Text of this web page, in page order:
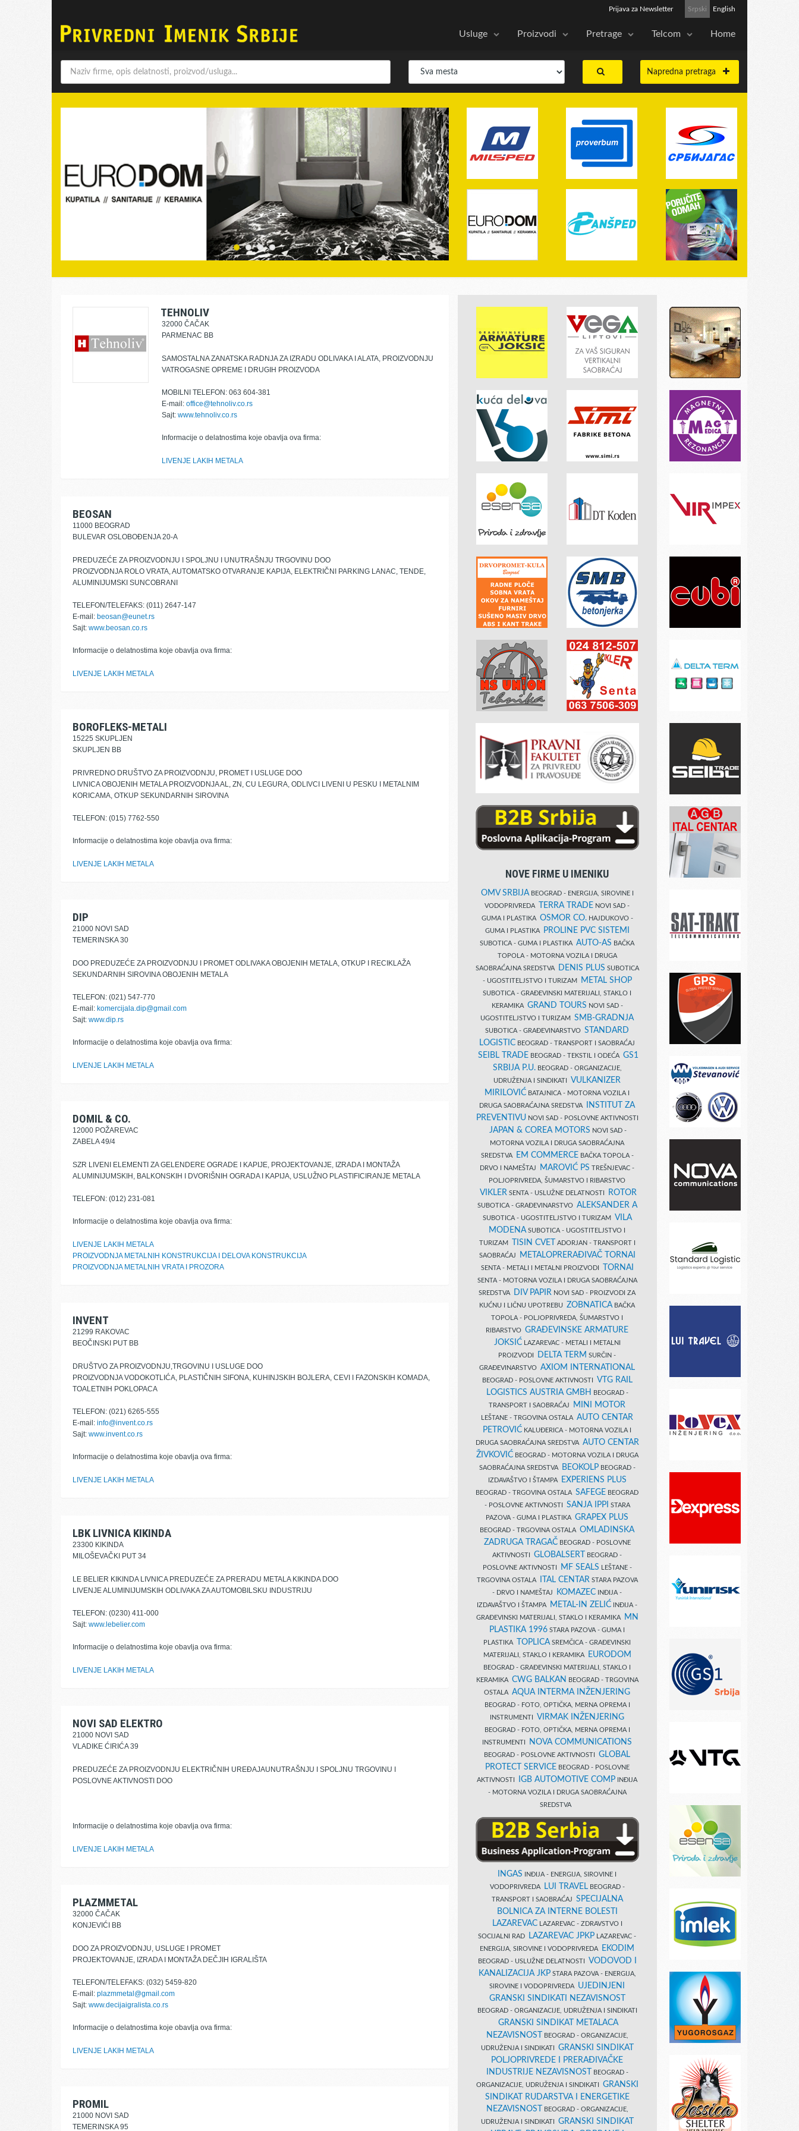
Srpski English
Prijava za Newsletter
Usluge Proizvodi Pretrage Telcom Home
Napredna pretraga
TEHNOLIV
32000 ČAČAK
PARMENAC BB
SAMOSTALNA ZANATSKA RADNJA ZA IZRADU ODLIVAKA I ALATA, PROIZVODNJU
VATROGASNE OPREME I DRUGIH PROIZVODA
MOBILNI TELEFON: 063 604-381
E-mail: office@tehnoliv.co.rs
Sajt: www.tehnoliv.co.rs
Informacije o delatnostima koje obavlja ova firma:
LIVENJE LAKIH METALA
BEOSAN
11000 BEOGRAD
BULEVAR OSLOBOĐENJA 20-A
PREDUZEĆE ZA PROIZVODNJU I SPOLJNU I UNUTRAŠNJU TRGOVINU DOO
PROIZVODNJA ROLO VRATA, AUTOMATSKO OTVARANJE KAPIJA, ELEKTRIČNI PARKING LANAC, TENDE,
ALUMINIJUMSKI SUNCOBRANI
TELEFON/TELEFAKS: (011) 2647-147
E-mail: beosan@eunet.rs
Sajt: www.beosan.co.rs
Informacije o delatnostima koje obavlja ova firma:
LIVENJE LAKIH METALA
BOROFLEKS-METALI
15225 SKUPLJEN
SKUPLJEN BB
PRIVREDNO DRUŠTVO ZA PROIZVODNJU, PROMET I USLUGE DOO
LIVNICA OBOJENIH METALA PROIZVODNJA AL, ZN, CU LEGURA, ODLIVCI LIVENI U PESKU I METALNIM
KORICAMA, OTKUP SEKUNDARNIH SIROVINA
TELEFON: (015) 7762-550
Informacije o delatnostima koje obavlja ova firma:
LIVENJE LAKIH METALA
DIP
21000 NOVI SAD
TEMERINSKA 30
DOO PREDUZEĆE ZA PROIZVODNJU I PROMET ODLIVAKA OBOJENIH METALA, OTKUP I RECIKLAŽA
SEKUNDARNIH SIROVINA OBOJENIH METALA
TELEFON: (021) 547-770
E-mail: komercijala.dip@gmail.com
Sajt: www.dip.rs
Informacije o delatnostima koje obavlja ova firma:
LIVENJE LAKIH METALA
DOMIL & CO.
12000 POŽAREVAC
ZABELA 49/4
SZR LIVENI ELEMENTI ZA GELENDERE OGRADE I KAPIJE, PROJEKTOVANJE, IZRADA I MONTAŽA
ALUMINIJUMSKIH, BALKONSKIH I DVORIŠNIH OGRADA I KAPIJA, USLUŽNO PLASTIFICIRANJE METALA
TELEFON: (012) 231-081
Informacije o delatnostima koje obavlja ova firma:
LIVENJE LAKIH METALA
PROIZVODNJA METALNIH KONSTRUKCIJA I DELOVA KONSTRUKCIJA
PROIZVODNJA METALNIH VRATA I PROZORA
INVENT
21299 RAKOVAC
BEOČINSKI PUT BB
DRUŠTVO ZA PROIZVODNJU,TRGOVINU I USLUGE DOO
PROIZVODNJA VODOKOTLIĆA, PLASTIČNIH SIFONA, KUHINJSKIH BOJLERA, CEVI I FAZONSKIH KOMADA,
TOALETNIH POKLOPACA
TELEFON: (021) 6265-555
E-mail: info@invent.co.rs
Sajt: www.invent.co.rs
Informacije o delatnostima koje obavlja ova firma:
LIVENJE LAKIH METALA
LBK LIVNICA KIKINDA
23300 KIKINDA
MILOŠEVAČKI PUT 34
LE BELIER KIKINDA LIVNICA PREDUZEĆE ZA PRERADU METALA KIKINDA DOO
LIVENJE ALUMINIJUMSKIH ODLIVAKA ZA AUTOMOBILSKU INDUSTRIJU
TELEFON: (0230) 411-000
Sajt: www.lebelier.com
Informacije o delatnostima koje obavlja ova firma:
LIVENJE LAKIH METALA
NOVI SAD ELEKTRO
21000 NOVI SAD
VLADIKE ĆIRIĆA 39
PREDUZEĆE ZA PROIZVODNJU ELEKTRIČNIH UREĐAJAUNUTRAŠNJU I SPOLJNU TRGOVINU I
POSLOVNE AKTIVNOSTI DOO
Informacije o delatnostima koje obavlja ova firma:
LIVENJE LAKIH METALA
PLAZMMETAL
32000 ČAČAK
KONJEVIĆI BB
DOO ZA PROIZVODNJU, USLUGE I PROMET
PROJEKTOVANJE, IZRADA I MONTAŽA DEČJIH IGRALIŠTA
TELEFON/TELEFAKS: (032) 5459-820
E-mail: plazmmetal@gmail.com
Sajt: www.decijaigralista.co.rs
Informacije o delatnostima koje obavlja ova firma:
LIVENJE LAKIH METALA
PROMIL
21000 NOVI SAD
TEMERINSKA 95
NOVE FIRME U IMENIKU
OMV SRBIJABEOGRAD - ENERGIJA, SIROVINE I
VODOPRIVREDA
TERRA TRADE NOVI SAD -
GUMA I PLASTIKA OSMOR CO.HAJDUKOVO -
GUMA I PLASTIKA
PROLINE PVC SISTEMI
SUBOTICA - GUMA I PLASTIKA AUTO-AS BAČKA
TOPOLA - MOTORNA VOZILA I DRUGA
SAOBRAĆAJNA SREDSTVA
DENIS PLUS SUBOTICA
- UGOSTITELJSTVO I TURIZAM
METAL SHOP
SUBOTICA - GRAĐEVINSKI MATERIJALI, STAKLO I
KERAMIKA GRAND TOURS NOVI SAD -
UGOSTITELJSTVO I TURIZAM SMB-GRADNJA
SUBOTICA - GRAĐEVINARSTVO STANDARD
LOGISTIC BEOGRAD - TRANSPORT I SAOBRAĆAJ
SEIBL TRADE BEOGRAD - TEKSTIL I ODEĆA GS1
SRBIJA P.U.BEOGRAD - ORGANIZACIJE,
UDRUŽENJA I SINDIKATI VULKANIZER
MIRILOVIĆ BATAJNICA - MOTORNA VOZILA I
DRUGA SAOBRAĆAJNA SREDSTVA
INSTITUT ZA
PREVENTIVUNOVI SAD - POSLOVNE AKTIVNOSTI
JAPAN & COREA MOTORS NOVI SAD -
MOTORNA VOZILA I DRUGA SAOBRAĆAJNA
SREDSTVA
EM COMMERCE BAČKA TOPOLA -
DRVO I NAMEŠTAJ
MAROVIĆ PS TREŠNJEVAC -
POLJOPRIVREDA, ŠUMARSTVO I RIBARSTVO
VIKLER SENTA - USLUŽNE DELATNOSTI ROTOR
SUBOTICA - GRAĐEVINARSTVO ALEKSANDER A
SUBOTICA - UGOSTITELJSTVO I TURIZAM VILA
MODENA SUBOTICA - UGOSTITELJSTVO I
TURIZAM
TISIN CVET
ADORJAN - TRANSPORT I
SAOBRAĆAJ
METALOPRERAĐIVAČ TORNAI
SENTA - METALI I METALNI PROIZVODI TORNAI
SENTA - MOTORNA VOZILA I DRUGA SAOBRAĆAJNA
SREDSTVA
DIV PAPIR NOVI SAD - PROIZVODI ZA
KUĆNU I LIČNU UPOTREBU ZOBNATICA BAČKA
TOPOLA - POLJOPRIVREDA, ŠUMARSTVO I
RIBARSTVO GRAĐEVINSKE ARMATURE
JOKSIĆLAZAREVAC - METALI I METALNI
PROIZVODI
DELTA TERM SURČIN -
GRAĐEVINARSTVO AXIOM INTERNATIONAL
BEOGRAD - POSLOVNE AKTIVNOSTI VTG RAIL
LOGISTICS AUSTRIA GMBH
BEOGRAD -
TRANSPORT I SAOBRAĆAJ
MINI MOTOR
LEŠTANE - TRGOVINA OSTALA AUTO CENTAR
PETROVIĆ KALUĐERICA - MOTORNA VOZILA I
DRUGA SAOBRAĆAJNA SREDSTVA AUTO CENTAR
ŽIVKOVIĆBEOGRAD - MOTORNA VOZILA I DRUGA
SAOBRAĆAJNA SREDSTVA
BEOKOLPBEOGRAD -
IZDAVAŠTVO I ŠTAMPA
EXPERIENS PLUS
BEOGRAD - TRGOVINA OSTALA SAFEGE BEOGRAD
- POSLOVNE AKTIVNOSTI SANJA IPPI
STARA
PAZOVA - GUMA I PLASTIKA GRAPEX PLUS
BEOGRAD - TRGOVINA OSTALA OMLADINSKA
ZADRUGA TRAGAČBEOGRAD - POSLOVNE
AKTIVNOSTI GLOBALSERT
BEOGRAD -
POSLOVNE AKTIVNOSTI
MF SEALS LEŠTANE -
TRGOVINA OSTALA
ITAL CENTAR STARA PAZOVA
- DRVO I NAMEŠTAJ
KOMAZEC INĐIJA -
IZDAVAŠTVO I ŠTAMPA
METAL-IN ZELIĆ INĐIJA -
GRAĐEVINSKI MATERIJALI, STAKLO I KERAMIKA
MN
PLASTIKA 1996 STARA PAZOVA - GUMA I
PLASTIKA
TOPLICA SREMČICA - GRAĐEVINSKI
MATERIJALI, STAKLO I KERAMIKA
EURODOM
BEOGRAD - GRAĐEVINSKI MATERIJALI, STAKLO I
KERAMIKA CWG BALKAN
BEOGRAD - TRGOVINA
OSTALA AQUA INTERMA INŽENJERING
BEOGRAD - FOTO, OPTIČKA, MERNA OPREMA I
INSTRUMENTI VIRMAK INŽENJERING
BEOGRAD - FOTO, OPTIČKA, MERNA OPREMA I
INSTRUMENTI
NOVA COMMUNICATIONS
BEOGRAD - POSLOVNE AKTIVNOSTI GLOBAL
PROTECT SERVICE BEOGRAD - POSLOVNE
AKTIVNOSTI
IGB AUTOMOTIVE COMP INĐIJA
- MOTORNA VOZILA I DRUGA SAOBRAĆAJNA
SREDSTVA
INGAS INĐIJA - ENERGIJA, SIROVINE I
VODOPRIVREDA
LUI TRAVELBEOGRAD -
TRANSPORT I SAOBRAĆAJ SPECIJALNA
BOLNICA ZA INTERNE BOLESTI
LAZAREVACLAZAREVAC - ZDRAVSTVO I
SOCIJALNI RAD
LAZAREVAC JPKP LAZAREVAC -
ENERGIJA, SIROVINE I VODOPRIVREDA
EKODIM
BEOGRAD - USLUŽNE DELATNOSTI VODOVOD I
KANALIZACIJA JKPSTARA PAZOVA - ENERGIJA,
SIROVINE I VODOPRIVREDA UJEDINJENI
GRANSKI SINDIKATI NEZAVISNOST
BEOGRAD - ORGANIZACIJE, UDRUŽENJA I SINDIKATI
GRANSKI SINDIKAT METALACA
NEZAVISNOST
BEOGRAD - ORGANIZACIJE,
UDRUŽENJA I SINDIKATI GRANSKI SINDIKAT
POLJOPRIVREDE I PRERAĐIVAČKE
INDUSTRIJE NEZAVISNOST
BEOGRAD -
ORGANIZACIJE, UDRUŽENJA I SINDIKATI GRANSKI
SINDIKAT RUDARSTVA I ENERGETIKE
NEZAVISNOST
BEOGRAD - ORGANIZACIJE,
UDRUŽENJA I SINDIKATI GRANSKI SINDIKAT